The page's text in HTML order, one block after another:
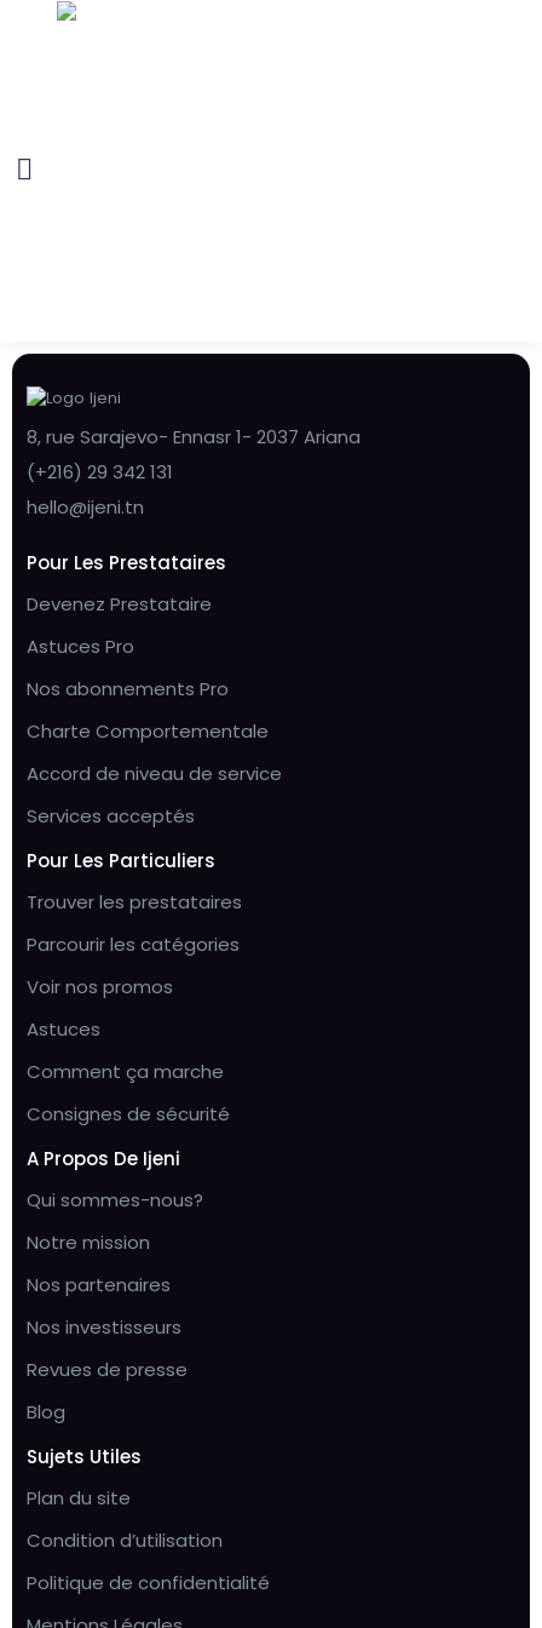
8, rue Sarajevo- Ennasr 1- 2037 Ariana
(+216) 29 342 131
hello@ijeni.tn
Pour Les Prestataires
Devenez Prestataire
Astuces Pro
Nos abonnements Pro
Charte Comportementale
Accord de niveau de service
Services acceptés
Pour Les Particuliers
Trouver les prestataires
Parcourir les catégories
Voir nos promos
Astuces
Comment ça marche
Consignes de sécurité
A Propos De Ijeni
Qui sommes-nous?
Notre mission
Nos partenaires
Nos investisseurs
Revues de presse
Blog
Sujets Utiles
Plan du site
Condition d’utilisation
Politique de confidentialité